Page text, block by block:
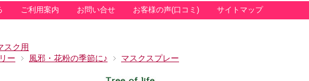
ご利用案内 お問い合せ お客様の声(口コミ) サイトマップ
スク用
ー
風邪・花粉の季節に♪ マスクスプレー